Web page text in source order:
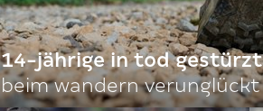
14-jährige in tod gestürzt
beim wandern verunglückt